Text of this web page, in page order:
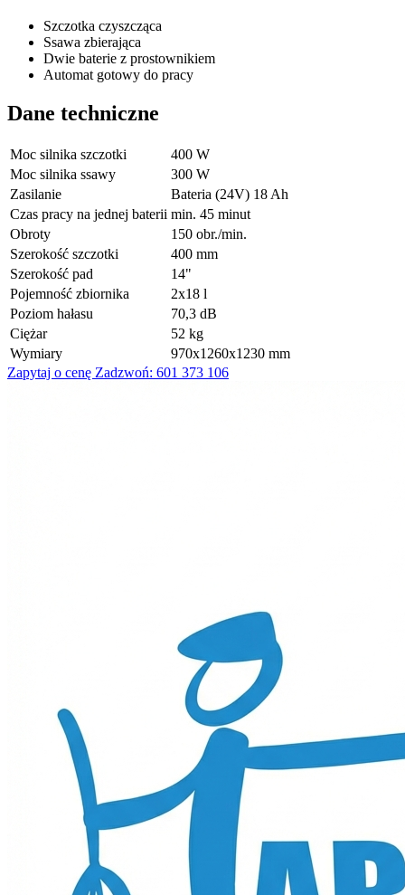
Szczotka czyszcząca
Ssawa zbierająca
Dwie baterie z prostownikiem
Automat gotowy do pracy
Dane techniczne
Moc silnika szczotki
400 W
Moc silnika ssawy
300 W
Zasilanie
Bateria (24V) 18 Ah
Czas pracy na jednej baterii min. 45 minut
Obroty
150 obr./min.
Szerokość szczotki
400 mm
Szerokość pad
14"
Pojemność zbiornika
2x18 l
Poziom hałasu
70,3 dB
Ciężar
52 kg
Wymiary
970x1260x1230 mm
Zapytaj o cenę Zadzwoń: 601 373 106